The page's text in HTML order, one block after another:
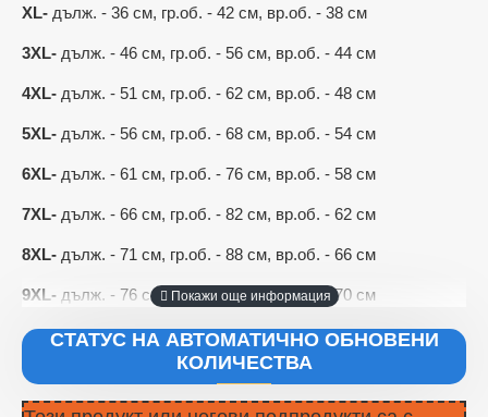
XL- дълж. - 36 см, гр.об. - 42 см, вр.об. - 38 см
3XL- дълж. - 46 см, гр.об. - 56 см, вр.об. - 44 см
4XL- дълж. - 51 см, гр.об. - 62 см, вр.об. - 48 см
5XL- дълж. - 56 см, гр.об. - 68 см, вр.об. - 54 см
6XL- дълж. - 61 см, гр.об. - 76 см, вр.об. - 58 см
7XL- дълж. - 66 см, гр.об. - 82 см, вр.об. - 62 см
8XL- дълж. - 71 см, гр.об. - 88 см, вр.об. - 66 см
9XL- дълж. - 76 см, гр.об. - 92 см, вр.об. - 70 см
СТАТУС НА АВТОМАТИЧНО ОБНОВЕНИ
КОЛИЧЕСТВА